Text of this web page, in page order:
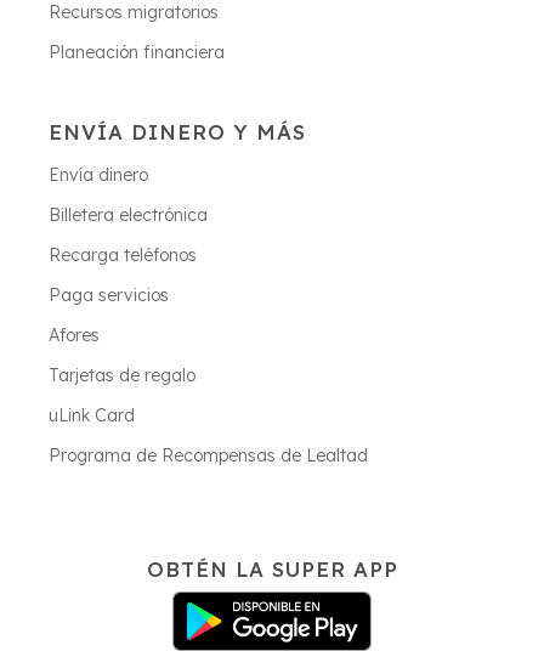
Recursos migratorios
Planeación financiera
ENVÍA DINERO Y MÁS
Envía dinero
Billetera electrónica
Recarga teléfonos
Paga servicios
Afores
Tarjetas de regalo
uLink Card
Programa de Recompensas de Lealtad
OBTÉN LA SUPER APP